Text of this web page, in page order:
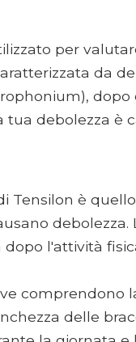
per
da
debolezza è
Tensilon è
debolezza.
l'attività
comprendono
delle